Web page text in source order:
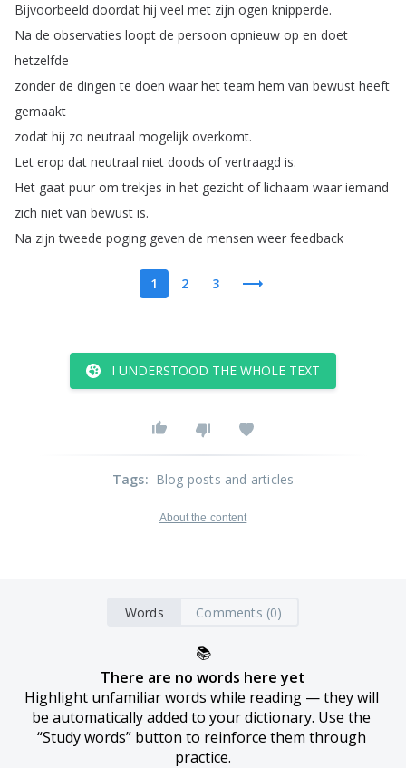
Bijvoorbeeld doordat hij veel met zijn ogen knipperde.
Na de observaties loopt de persoon opnieuw op en doet
hetzelfde
zonder de dingen te doen waar het team hem van bewust heeft
gemaakt
zodat hij zo neutraal mogelijk overkomt.
Let erop dat neutraal niet doods of vertraagd is.
Het gaat puur om trekjes in het gezicht of lichaam waar iemand
zich niet van bewust is.
Na zijn tweede poging geven de mensen weer feedback
1 2 3
I UNDERSTOOD THE WHOLE TEXT
Tags: Blog posts and articles
About the content
Words Comments (0)
📚
There are no words here yet
Highlight unfamiliar words while reading — they will
be automatically added to your dictionary. Use the
“Study words” button to reinforce them through
practice.